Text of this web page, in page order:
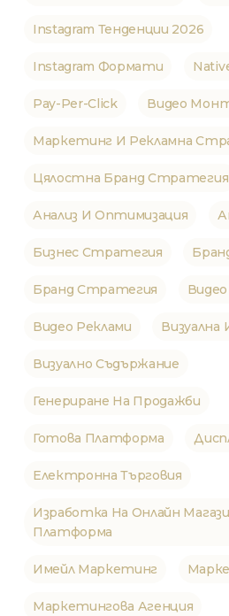
Instagram Тенденции 2026
Instagram Формати
Pay-Per-Click Видео
Маркетинг И Рекламна
Цялостна Бранд Стратегия
Анализ И Оптимизация
Бизнес Стратегия
Бранд Стратегия
Видео Реклами
Визуално Съдържание
Генериране На Продажби
Готова Платформа
Електронна Търговия
Изработка На Онлайн
Платформа
Имейл Маркетинг
Маркетингова Агенция